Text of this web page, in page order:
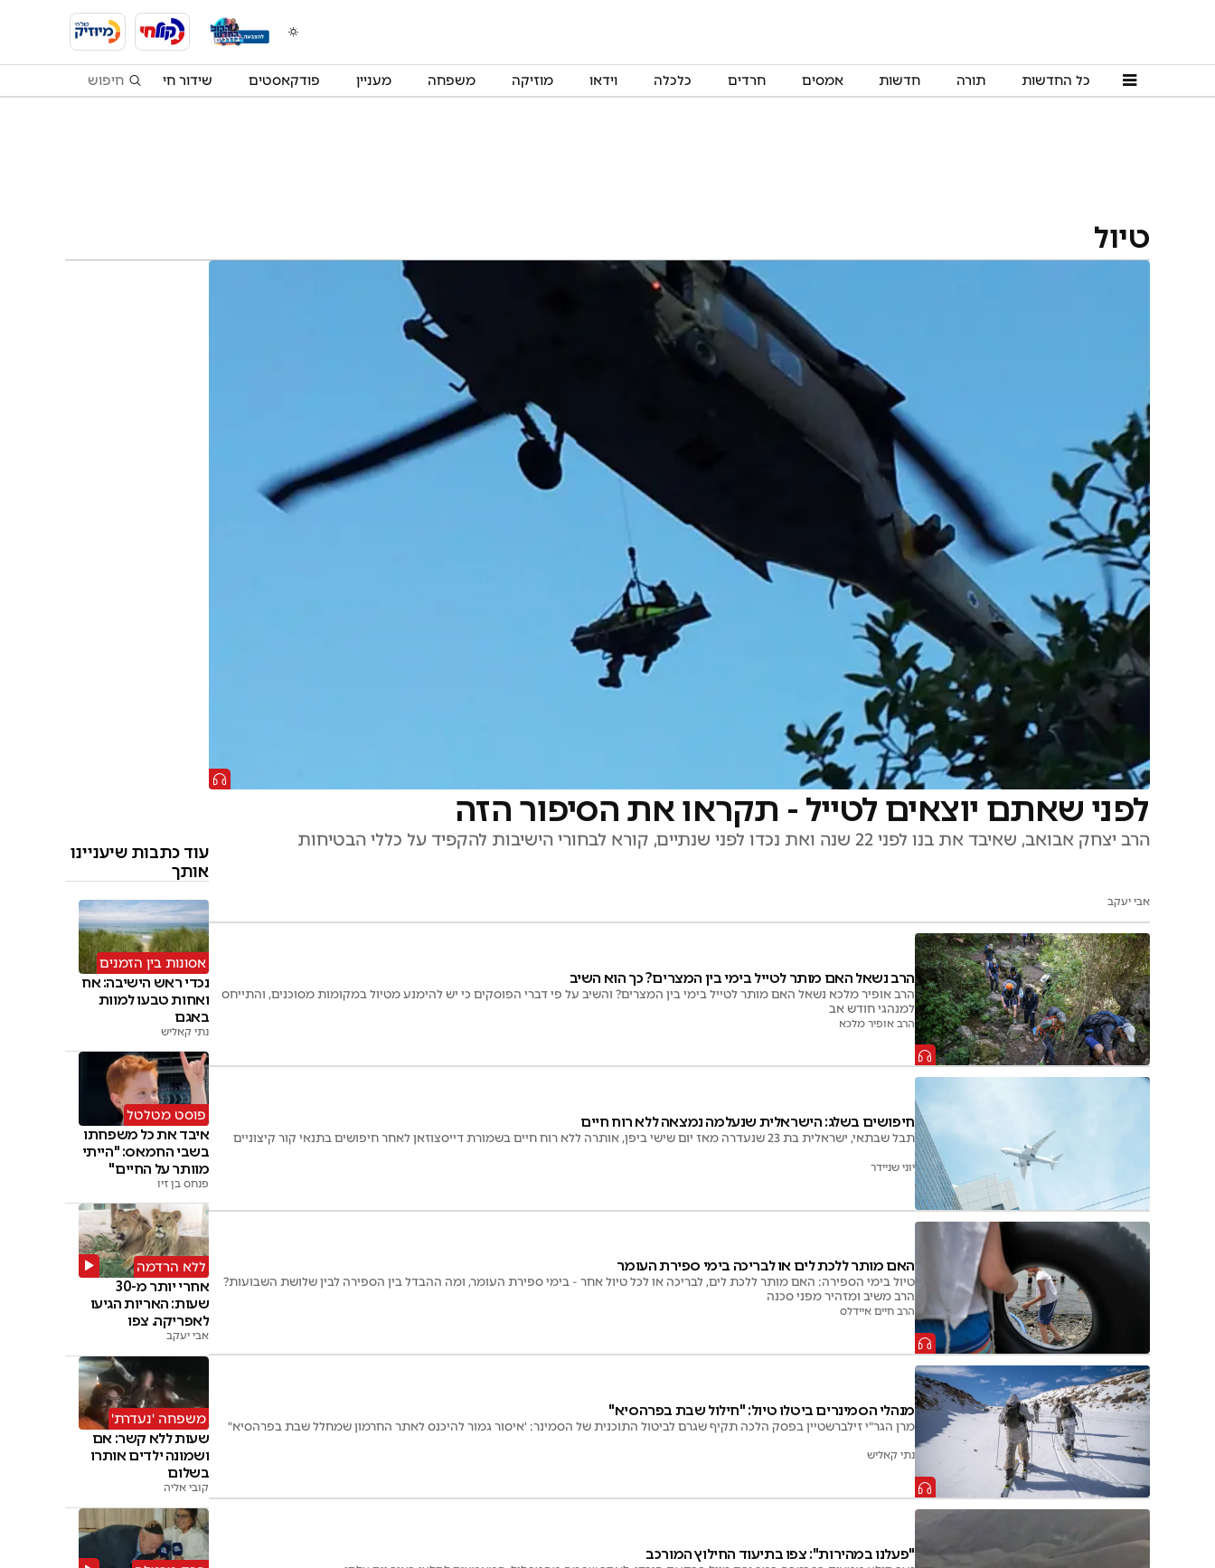
כל החדשות תורה חדשות אמסים חרדים כלכלה וידאו מוזיקה משפחה מעניין פודקאסטים שידור חי
טיול
לפני שאתם יוצאים לטייל - תקראו את הסיפור הזה
הרב יצחק אבואב, שאיבד את בנו לפני 22 שנה ואת נכדו לפני שנתיים, קורא לבחורי הישיבות להקפיד על כללי הבטיחות
אבי יעקב
הרב נשאל האם מותר לטייל בימי בין המצרים? כך הוא השיב
הרב אופיר מלכא נשאל האם מותר לטייל בימי בין המצרים? והשיב על פי דברי הפוסקים כי יש להימנע מטיול במקומות מסוכנים, והתייחס
למנהגי חודש אב
הרב אופיר מלכא
חיפושים בשלג: הישראלית שנעלמה נמצאה ללא רוח חיים
תבל שבתאי, ישראלית בת 23 שנעדרה מאז יום שישי ביפן, אותרה ללא רוח חיים בשמורת דייסצוזאן לאחר חיפושים בתנאי קור קיצוניים
יוני שניידר
האם מותר ללכת לים או לבריכה בימי ספירת העומר
טיול בימי הספירה: האם מותר ללכת לים, לבריכה או לכל טיול אחר - בימי ספירת העומר, ומה ההבדל בין הספירה לבין שלושת השבועות?
הרב משיב ומזהיר מפני סכנה
הרב חיים איידלס
מנהלי הסמינרים ביטלו טיול: "חילול שבת בפרהסיא"
מרן הגר"י זילברשטיין בפסק הלכה תקיף שגרם לביטול התוכנית של הסמינר: 'איסור גמור להיכנס לאתר החרמון שמחלל שבת בפרהסיא"
נתי קאליש
"פעלנו במהירות": צפו בתיעוד החילוץ המורכב
עוד כתבות שיעניינו
אותך
אסונות בין הזמנים
נכדי ראש הישיבה: אח
ואחות טבעו למוות
באגם
נתי קאליש
פוסט מטלטל
איבד את כל משפחתו
בשבי החמאס: "הייתי
מוותר על החיים"
פנחס בן זיו
ללא הרדמה
אחרי יותר מ-30
שעות: האריות הגיעו
לאפריקה. צפו
אבי יעקב
משפחה 'נעדרת'
שעות ללא קשר: אם
ושמונה ילדים אותרו
בשלום
קובי אליה